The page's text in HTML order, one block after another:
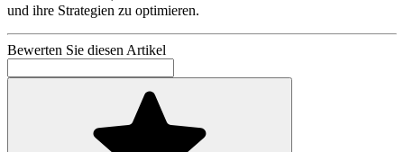
und ihre Strategien zu optimieren.
Bewerten Sie diesen Artikel